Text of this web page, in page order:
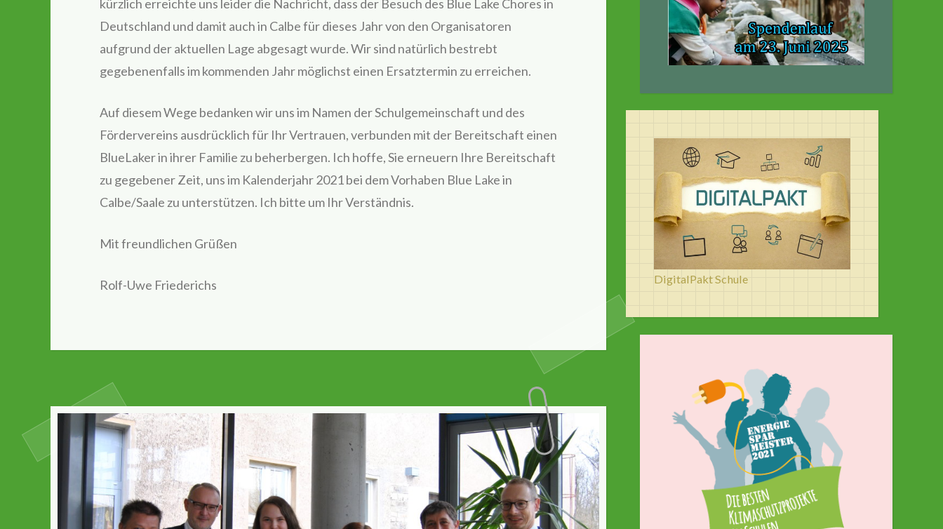
kürzlich erreichte uns leider die Nachricht, dass der Besuch des Blue Lake Chores in
Deutschland und damit auch in Calbe für dieses Jahr von den Organisatoren
aufgrund der aktuellen Lage abgesagt wurde. Wir sind natürlich bestrebt
gegebenenfalls im kommenden Jahr möglichst einen Ersatztermin zu erreichen.
Auf diesem Wege bedanken wir uns im Namen der Schulgemeinschaft und des
Fördervereins ausdrücklich für Ihr Vertrauen, verbunden mit der Bereitschaft einen
BlueLaker in ihrer Familie zu beherbergen. Ich hoffe, Sie erneuern Ihre Bereitschaft
zu gegebener Zeit, uns im Kalenderjahr 2021 bei dem Vorhaben Blue Lake in
Calbe/Saale zu unterstützen. Ich bitte um Ihr Verständnis.
Mit freundlichen Grüßen
Rolf-Uwe Friederichs DigitalPakt Schule